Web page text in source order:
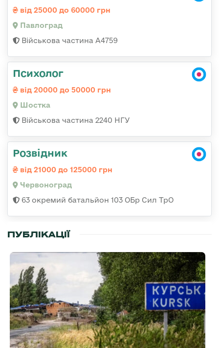
від 25000 до 60000 грн
Павлоград
Військова частина А4759
Психолог
від 20000 до 50000 грн
Шостка
Військова частина 2240 НГУ
Розвідник
від 21000 до 125000 грн
Червоноград
63 окремий батальйон 103 ОБр Сил ТрО
ПУБЛІКАЦІЇ